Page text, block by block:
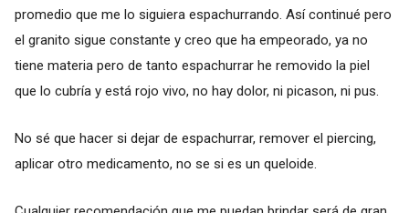
promedio que me lo siguiera espachurrando. Así continué pero
el granito sigue constante y creo que ha empeorado, ya no
tiene materia pero de tanto espachurrar he removido la piel
que lo cubría y está rojo vivo, no hay dolor, ni picason, ni pus.
No sé que hacer si dejar de espachurrar, remover el piercing,
aplicar otro medicamento, no se si es un queloide.